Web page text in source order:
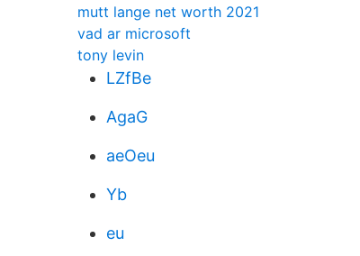
mutt lange net worth 2021
vad ar microsoft
tony levin
LZfBe
AgaG
aeOeu
Yb
eu